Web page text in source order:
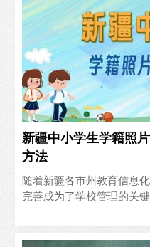
新疆中小学生学籍照
方法
随着新疆各市州教育信息
完善成为了学校管理的关